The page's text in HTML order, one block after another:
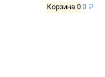
Корзина 0 0 ₽